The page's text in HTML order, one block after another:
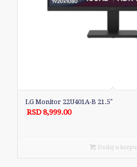
LG Monitor 22U401A-B 21.5″
RSD8,999.00
Dodaj u korpu